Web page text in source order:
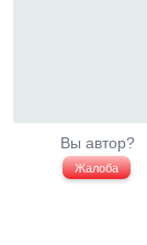
Вы автор?
Жалоба